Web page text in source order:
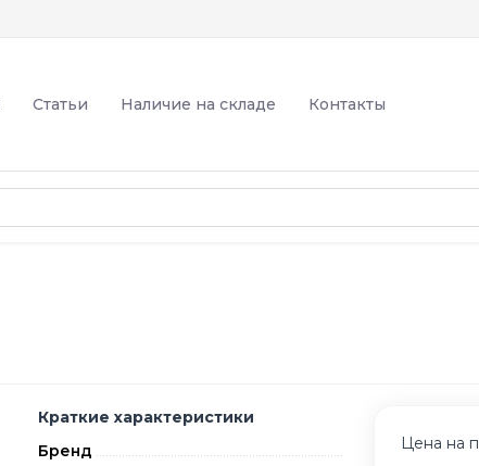
Статьи Наличие на складе Контакты
Краткие характеристики
Бренд
Цена на